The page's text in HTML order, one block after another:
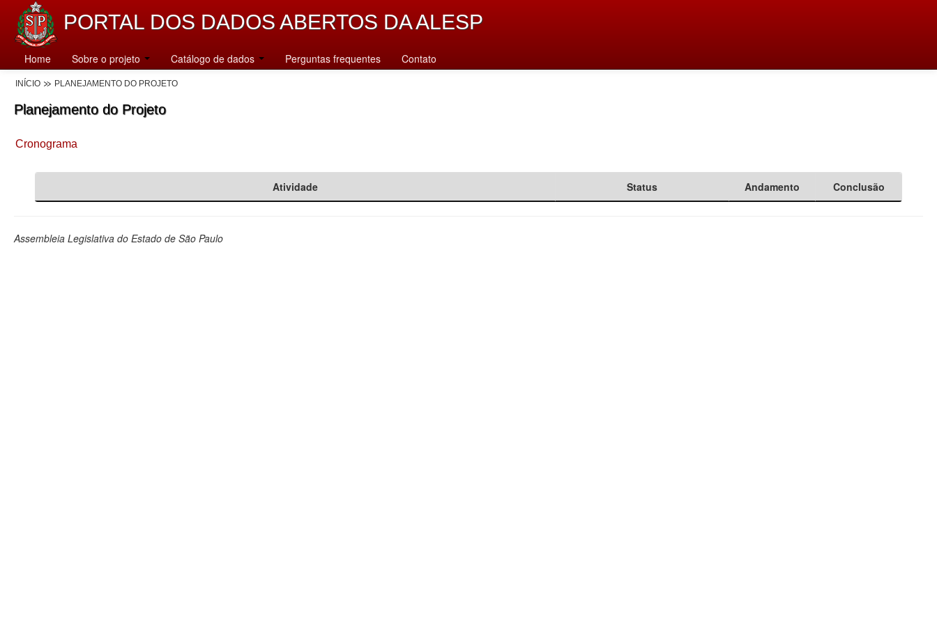
PORTAL DOS DADOS ABERTOS DA ALESP
Home Sobre o projeto Catálogo de dados Perguntas frequentes Contato
INÍCIO PLANEJAMENTO DO PROJETO
Planejamento do Projeto
Cronograma
Atividade Status Andamento Conclusão
Assembleia Legislativa do Estado de São Paulo